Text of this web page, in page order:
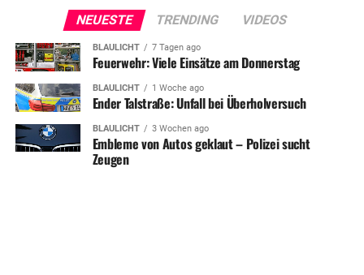
NEUESTE TRENDING VIDEOS
BLAULICHT 7 Tagen ago
Feuerwehr: Viele Einsätze am Donnerstag
BLAULICHT 1 Woche ago
Ender Talstraße: Unfall bei Überholversuch
BLAULICHT 3 Wochen ago
Embleme von Autos geklaut – Polizei sucht
Zeugen